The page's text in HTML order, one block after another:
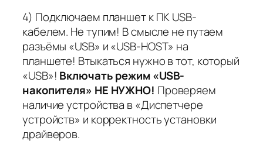
4) Подключаем планшет к ПК USB-
кабелем. Не тупим! В смысле не путаем
разъёмы «USB» и «USB-HOST» на
планшете! Втыкаться нужно в тот, который
«USB»! Включать режим «USB-
накопителя» НЕ НУЖНО! Проверяем
наличие устройства в «Диспетчере
устройств» и корректность установки
драйверов.